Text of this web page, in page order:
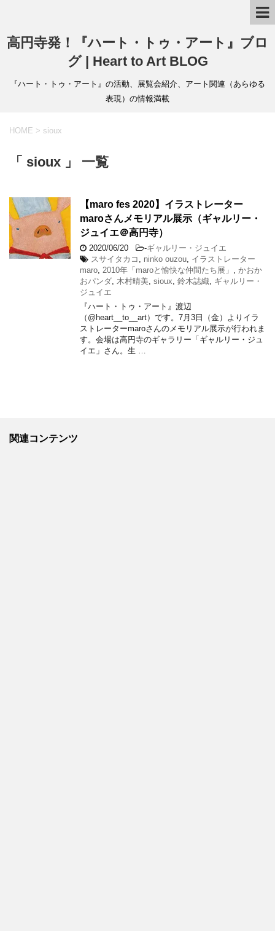
高円寺発！『ハート・トゥ・アート』ブロ
グ | Heart to Art BLOG
『ハート・トゥ・アート』の活動、展覧会紹介、アート関連（あらゆる
表現）の情報満載
HOME > sioux
「 sioux 」 一覧
【maro fes 2020】イラストレーター
maroさんメモリアル展示（ギャルリー・
ジュイエ＠高円寺）
2020/06/20 -ギャルリー・ジュイエ
スサイタカコ
ninko ouzou イラストレーター
maro 2010年「maroと愉快な仲間たち展」
かおか
おパンダ 木村晴美 sioux 鈴木誌織
ギャルリー・
ジュイエ
『ハート・トゥ・アート』渡辺
（@heart__to__art）です。7月3日（金）よりイラ
ストレーターmaroさんのメモリアル展示が行われま
す。会場は高円寺のギャラリー「ギャルリー・ジュ
イエ」さん。生 …
関連コンテンツ